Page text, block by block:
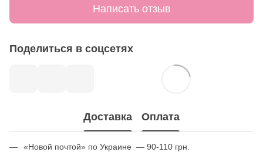
Написать отзыв
Поделиться в соцсетях
Доставка Оплата
«Новой почтой» по Украине — 90-110 грн.